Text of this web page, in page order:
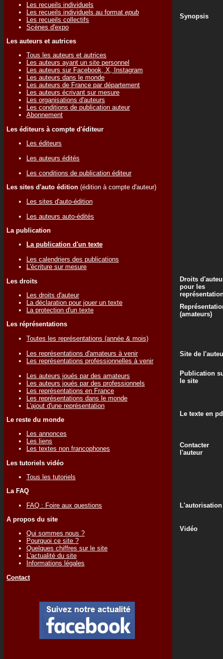
Les recueils individuels
Les recueils individuels au format epub
Les recueils collectifs
Scènes d'expo
Les auteurs et autrices
Tous les auteurs et autrices
Les auteurs ayant un site personnel
Les auteurs sur Facebook, X, Instagram
Les auteurs dans le monde
Les auteurs de France par département
Les auteurs écrivant sur mesure
Les organisations d'auteurs
Les conditions de publication auteur
Abonnement
Les éditeurs à compte d'éditeur
Les éditeurs
Les auteurs édités
Les conditions de publication éditeur
Les sites d'auto édition (édition à compte d'auteur)
Les sites d'auto-édition
Les auteurs auto-édités
La publication
La publication d'un texte
Les calendriers des publications
L'écriture sur mesure
Les droits
Les droits d'auteur
La déclaration pour jouer un texte
La protection d'un texte
Les réprésentations
Toutes les représentations (année & mois)
Les représentations d'amateurs à venir
Les représentations professionnelles à venir
Les auteurs joués par des amateurs
Les auteurs joués par des professionnels
Les représentations en France
Les représentations dans le monde
L'ajout d'une représentation
Le reste du monde
Les annonces
Les liens
Les textes non francophones
Les tutoriels vidéo
Tous les tutoriels
La FAQ
FAQ : Foire aux questions
A propos du site
Qui sommes nous ?
Pourquoi ce site ?
Quelques chiffres sur le site
L'actualité du site
Informations légales
Contact
Synopsis
Droits
pour les
(amateurs)
Site de
Publication
le site
Le texte en
Contacter
l'auteur
L'autorisation
Vidéo